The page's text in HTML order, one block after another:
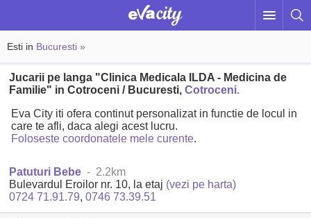
Esti in Bucuresti »
Jucarii pe langa "Clinica Medicala ILDA - Medicina de
Familie" in Cotroceni / Bucuresti,Cotroceni.
Eva City iti ofera continut personalizat in functie de locul in
care te afli, daca alegi acest lucru.
Foloseste coordonatele mele curente.
Patuturi Bebe - 2.2km
Bulevardul Eroilor nr. 10, la etaj (vezi pe harta)
0724 71.91.79,0746 73.39.51